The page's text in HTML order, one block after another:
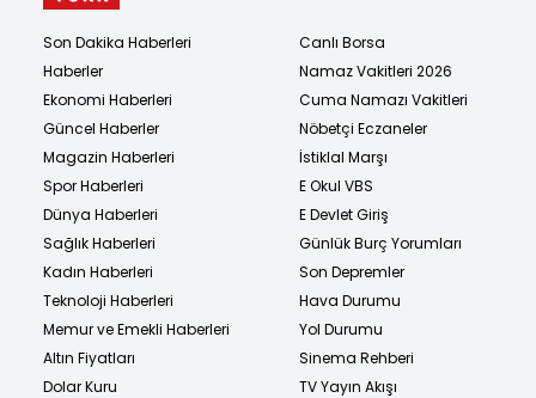
Son Dakika Haberleri
Haberler
Ekonomi Haberleri
Güncel Haberler
Magazin Haberleri
Spor Haberleri
Dünya Haberleri
Sağlık Haberleri
Kadın Haberleri
Teknoloji Haberleri
Memur ve Emekli Haberleri
Altın Fiyatları
Dolar Kuru
Canlı Borsa
Namaz Vakitleri 2026
Cuma Namazı Vakitleri
Nöbetçi Eczaneler
İstiklal Marşı
E Okul VBS
E Devlet Giriş
Günlük Burç Yorumları
Son Depremler
Hava Durumu
Yol Durumu
Sinema Rehberi
TV Yayın Akışı